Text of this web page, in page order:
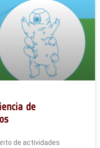
de
de actividades